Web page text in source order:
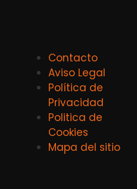
Contacto
Aviso Legal
Política de
Privacidad
Politica de
Cookies
Mapa del sitio